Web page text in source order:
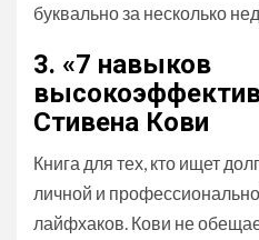
буквально за несколько
3. «7 навыков
Стивена Кови
Книга для тех, кто ищет
личной и
лайфхаков. Кови не